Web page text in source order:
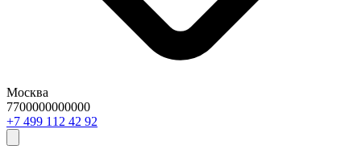
Москва
7700000000000
29 24 211 994 7+